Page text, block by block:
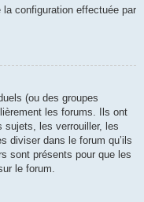
la configuration effectuée par
(ou des groupes
les forums. Ils ont
sujets, les verrouiller, les
diviser dans le forum qu’ils
sont présents pour que les
le forum.